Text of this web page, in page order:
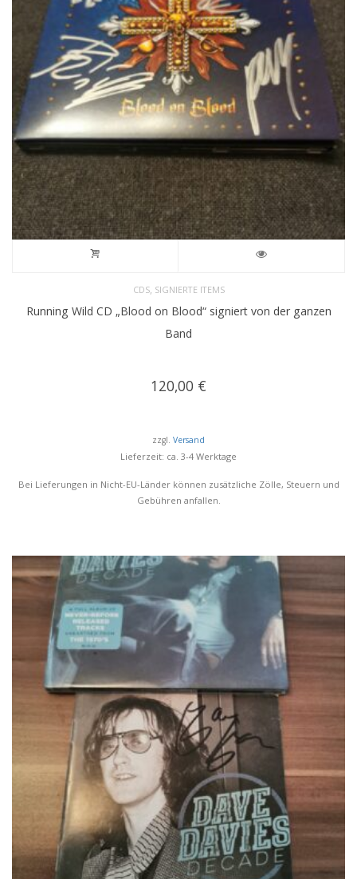
CDS, SIGNIERTE ITEMS
Running Wild CD „Blood on Blood“ signiert von der ganzen
Band
120,00 €
zzgl. Versand
Lieferzeit: ca. 3-4 Werktage
Bei Lieferungen in Nicht-EU-Länder können zusätzliche Zölle, Steuern und
Gebühren anfallen.